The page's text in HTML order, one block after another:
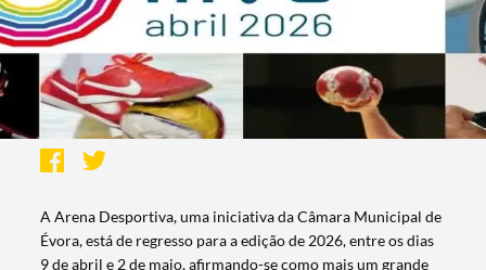
A Arena Desportiva, uma iniciativa da Câmara Municipal de
Évora, está de regresso para a edição de 2026, entre os dias
9 de abril e 2 de maio, afirmando-se como mais um grande